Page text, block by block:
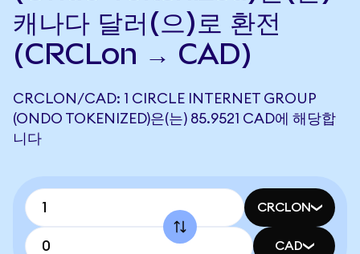
캐나다 달러(으)로 환전
(CRCLon → CAD)
CRCLON/CAD: 1 CIRCLE INTERNET GROUP
(ONDO TOKENIZED)은(는) 85.9521 CAD에 해당합
니다
CRCLON
CAD